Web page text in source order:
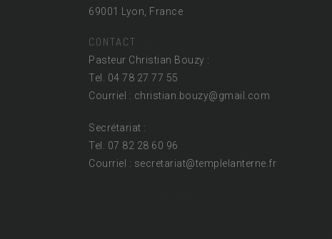
69001 Lyon, France
CONTACT
Pasteur Christian Bouzy :
Tel. 04 78 27 77 55
Courriel : christian.bouzy@gmail.com
Secrétariat :
Tel. 07 82 28 60 96
Courriel : secretariat@templelanterne.fr